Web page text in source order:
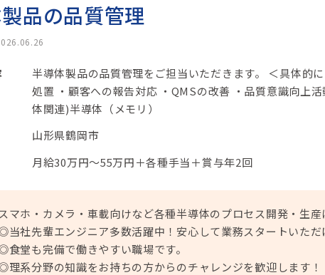
品の品質管理
半導体製品の品質管理をご担当いただきます。 ＜具体的
処置 ・顧客への報告対応 ・QMSの改善 ・品質意識向上
体関連)半導体（メモリ）
山形県鶴岡市
月給30万円～55万円＋各種手当＋賞与年2回
スマホ・カメラ・車載向けなど各種半導体のプロセス開発・生
当社先輩エンジニア多数活躍中！安心して業務スタートいただ
食堂も完備で働きやすい職場です。
理系分野の知識をお持ちの方からのチャレンジを歓迎します！